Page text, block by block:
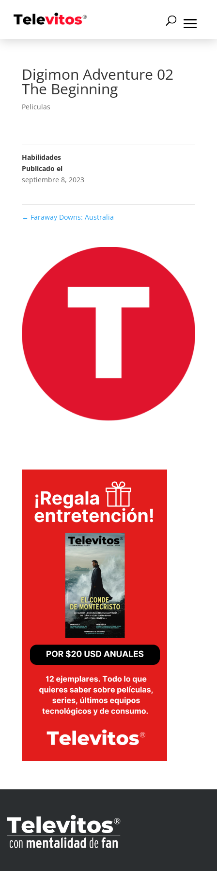
SERIES
TECNOVITOS
EVENTOS
Digimon Adventure 02
The Beginning
Peliculas
Habilidades
Publicado el
septiembre 8, 2023
← Faraway Downs: Australia